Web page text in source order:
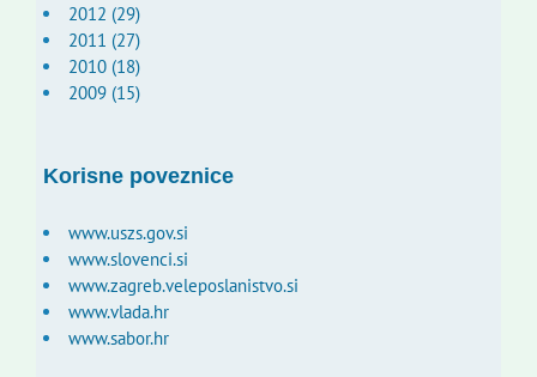
2012 (29)
2011 (27)
2010 (18)
2009 (15)
Korisne poveznice
www.uszs.gov.si
www.slovenci.si
www.zagreb.veleposlanistvo.si
www.vlada.hr
www.sabor.hr